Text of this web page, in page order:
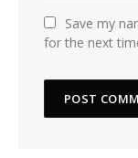
Save my
for the next